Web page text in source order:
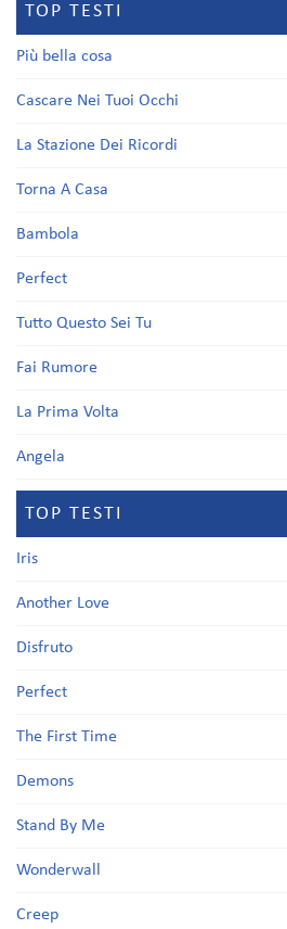
TOP TESTI
Più bella cosa
Cascare Nei Tuoi Occhi
La Stazione Dei Ricordi
Torna A Casa
Bambola
Perfect
Tutto Questo Sei Tu
Fai Rumore
La Prima Volta
Angela
TOP TESTI
Iris
Another Love
Disfruto
Perfect
The First Time
Demons
Stand By Me
Wonderwall
Creep